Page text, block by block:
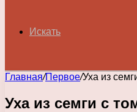
Искать
Главная/Первое/Уха из
Уха из семги с